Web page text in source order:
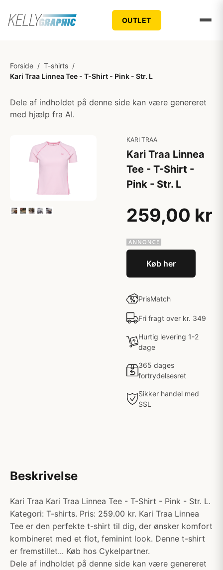
OUTLET
Forside / T-shirts /
Kari Traa Linnea Tee - T-Shirt - Pink - Str. L
Dele af indholdet på denne side kan være genereret
med hjælp fra AI.
KARI TRAA
Kari Traa Linnea
Tee - T-Shirt -
Pink - Str. L
259,00 kr
Køb her
PrisMatch
Fri fragt over kr. 349
Hurtig levering 1-2
dage
365 dages
fortrydelsesret
Sikker handel med
SSL
Beskrivelse
Kari Traa Kari Traa Linnea Tee - T-Shirt - Pink - Str. L.
Kategori: T-shirts. Pris: 259.00 kr. Kari Traa Linnea
Tee er den perfekte t-shirt til dig, der ønsker komfort
kombineret med et flot, feminint look. Denne t-shirt
er fremstillet... Køb hos Cykelpartner.
Dele af indholdet på denne side kan være genereret